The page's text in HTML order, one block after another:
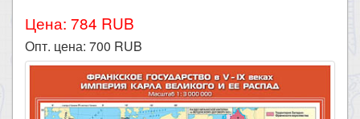
Цена: 784 RUB
Опт. цена: 700 RUB